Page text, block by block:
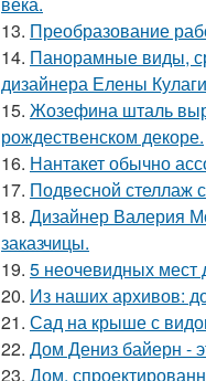
13. Преобразование
14. Панорамные виды,
дизайнера Елены
15. Жозефина шталь
рождественском декоре.
16. Нантакет обычно
17. Подвесной стеллаж
18. Дизайнер Валерия
заказчицы.
19. 5 неочевидных мест
20. Из наших архивов:
21. Сад на крыше с
22. Дом Дениз байерн -
23. Дом,